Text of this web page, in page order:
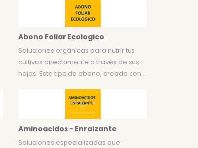
Abono Foliar Ecologico
Soluciones orgánicas para nutrir tus
cultivos directamente a través de sus
hojas. Este tipo de abono, creado con...
Aminoacidos - Enraizante
Soluciones especializadas que